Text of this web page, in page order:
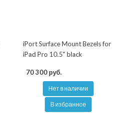
iPort Surface Mount Bezels for
iPad Pro 10.5" black
70 300 руб.
Нет в наличии
В избранное